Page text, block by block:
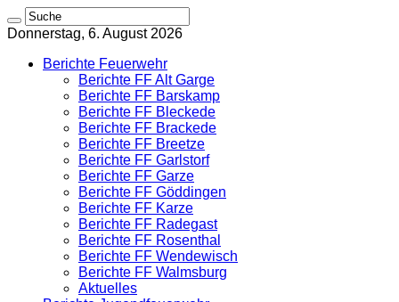
Donnerstag, 6. August 2026
Berichte Feuerwehr
Berichte FF Alt Garge
Berichte FF Barskamp
Berichte FF Bleckede
Berichte FF Brackede
Berichte FF Breetze
Berichte FF Garlstorf
Berichte FF Garze
Berichte FF Göddingen
Berichte FF Karze
Berichte FF Radegast
Berichte FF Rosenthal
Berichte FF Wendewisch
Berichte FF Walmsburg
Aktuelles